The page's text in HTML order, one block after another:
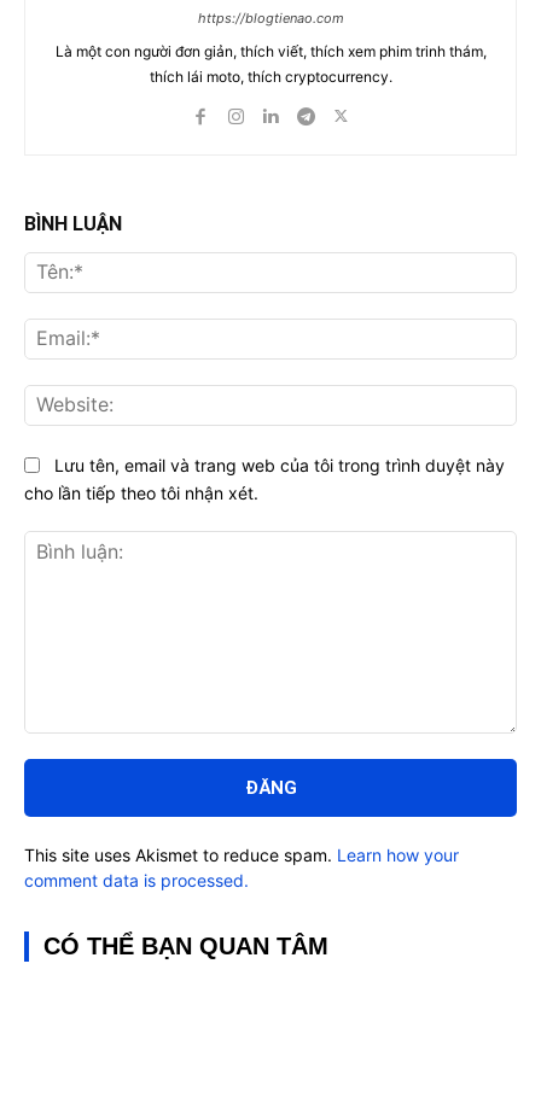
https://blogtienao.com
Là một con người đơn giản, thích viết, thích xem phim trinh thám,
thích lái moto, thích cryptocurrency.
BÌNH LUẬN
luận:
Lưu tên, email và trang web của tôi trong trình duyệt này
cho lần tiếp theo tôi nhận xét.
This site uses Akismet to reduce spam. Learn how your
comment data is processed.
CÓ THỂ BẠN QUAN TÂM